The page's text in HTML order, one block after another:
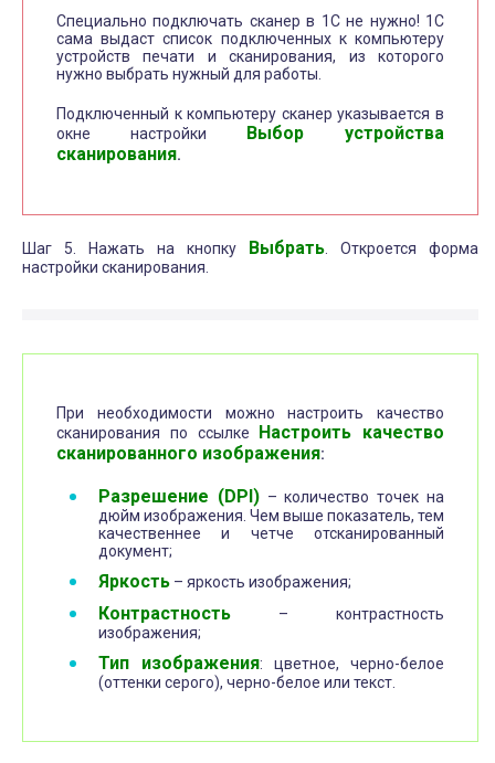
Специально подключать сканер в 1С не нужно! 1С
сама выдаст список подключенных к компьютеру
устройств печати и сканирования, из которого
нужно выбрать нужный для работы.
Подключенный к компьютеру сканер указывается в
окне настройки Выбор устройства
сканирования.
Шаг 5. Нажать на кнопку Выбрать . Откроется форма
настройки сканирования.
При необходимости можно настроить качество
сканирования по ссылке Настроить качество
сканированного изображения:
Разрешение (DPI)– количество точек на
дюйм изображения. Чем выше показатель, тем
качественнее и четче отсканированный
документ;
Яркость – яркость изображения;
Контрастность – контрастность
изображения;
Тип изображения: цветное, черно-белое
(оттенки серого), черно-белое или текст.